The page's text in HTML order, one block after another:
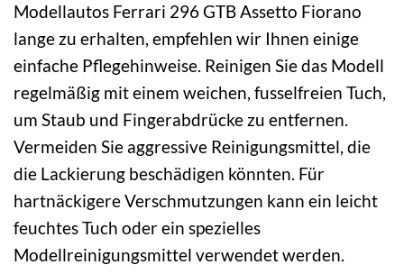
Modellautos Ferrari 296 GTB Assetto Fiorano
lange zu erhalten, empfehlen wir Ihnen einige
einfache Pflegehinweise. Reinigen Sie das Modell
regelmäßig mit einem weichen, fusselfreien Tuch,
um Staub und Fingerabdrücke zu entfernen.
Vermeiden Sie aggressive Reinigungsmittel, die
die Lackierung beschädigen könnten. Für
hartnäckigere Verschmutzungen kann ein leicht
feuchtes Tuch oder ein spezielles
Modellreinigungsmittel verwendet werden.